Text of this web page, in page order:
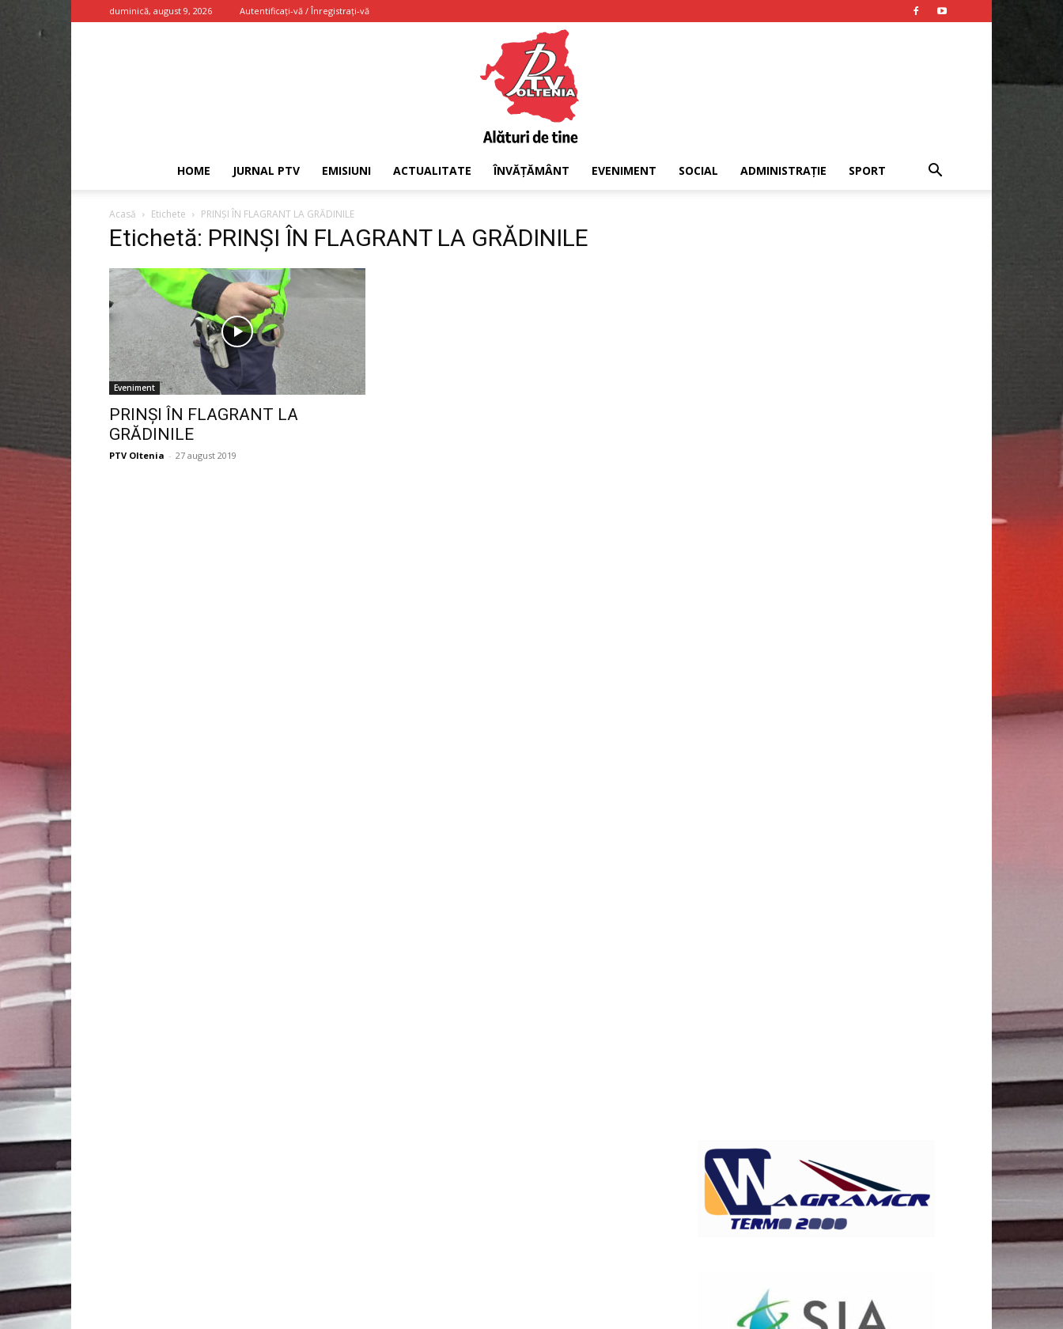
duminică, august 9, 2026 Autentificați-vă / Înregistrați-vă
HOME JURNAL PTV EMISIUNI ACTUALITATE ÎNVĂȚĂMÂNT EVENIMENT SOCIAL ADMINISTRAȚIE SPORT
Acasă Etichete PRINȘI ÎN FLAGRANT LA GRĂDINILE
Etichetă: PRINȘI ÎN FLAGRANT LA GRĂDINILE
Eveniment
PRINȘI ÎN FLAGRANT LA
GRĂDINILE
PTV Oltenia - 27 august 2019